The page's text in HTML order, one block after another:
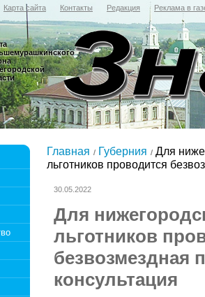
Карта сайта Контакты Редакция Реклама в
Главная Губерния
Для
льготников проводится
30.05.2022
Для
льготников
безвозмездная
консультация